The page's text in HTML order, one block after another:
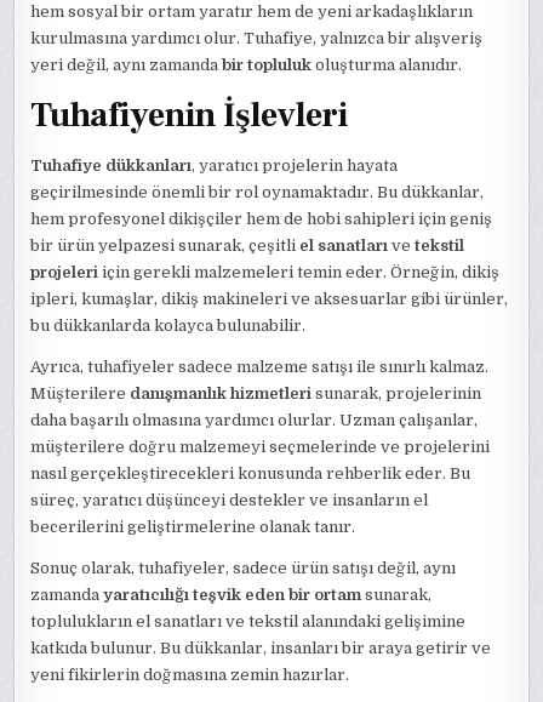
hem sosyal bir ortam yaratır hem de yeni arkadaşlıkların
kurulmasına yardımcı olur. Tuhafiye, yalnızca bir alışveriş
yeri değil, aynı zamandabir topluluk oluşturma alanıdır.
Tuhafiyenin İşlevleri
Tuhafiye dükkanları, yaratıcı projelerin hayata
geçirilmesinde önemli bir rol oynamaktadır. Bu dükkanlar,
hem profesyonel dikişçiler hem de hobi sahipleri için geniş
bir ürün yelpazesi sunarak, çeşitli el sanatları vetekstil
projeleri için gerekli malzemeleri temin eder. Örneğin, dikiş
ipleri, kumaşlar, dikiş makineleri ve aksesuarlar gibi ürünler,
bu dükkanlarda kolayca bulunabilir.
Ayrıca, tuhafiyeler sadece malzeme satışı ile sınırlı kalmaz.
Müşterilere danışmanlık hizmetleri sunarak, projelerinin
daha başarılı olmasına yardımcı olurlar. Uzman çalışanlar,
müşterilere doğru malzemeyi seçmelerinde ve projelerini
nasıl gerçekleştirecekleri konusunda rehberlik eder. Bu
süreç, yaratıcı düşünceyi destekler ve insanların el
becerilerini geliştirmelerine olanak tanır.
Sonuç olarak, tuhafiyeler, sadece ürün satışı değil, aynı
zamandayaratıcılığı teşvik eden bir ortamsunarak,
toplulukların el sanatları ve tekstil alanındaki gelişimine
katkıda bulunur. Bu dükkanlar, insanları bir araya getirir ve
yeni fikirlerin doğmasına zemin hazırlar.